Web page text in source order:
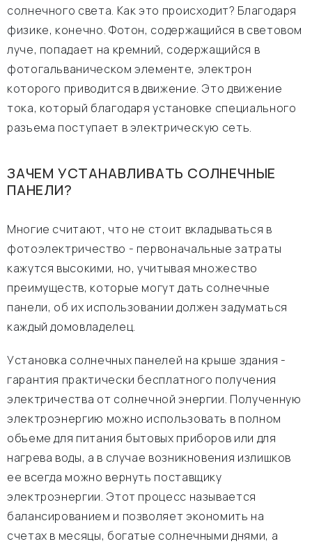
солнечного света. Как это происходит? Благодаря
физике, конечно. Фотон, содержащийся в световом
луче, попадает на кремний, содержащийся в
фотогальваническом элементе, электрон
которого приводится в движение. Это движение
тока, который благодаря установке специального
разъема поступает в электрическую сеть.
ЗАЧЕМ УСТАНАВЛИВАТЬ СОЛНЕЧНЫЕ
ПАНЕЛИ?
Многие считают, что не стоит вкладываться в
фотоэлектричество - первоначальные затраты
кажутся высокими, но, учитывая множество
преимуществ, которые могут дать солнечные
панели, об их использовании должен задуматься
каждый домовладелец.
Установка солнечных панелей на крыше здания -
гарантия практически бесплатного получения
электричества от солнечной энергии. Полученную
электроэнергию можно использовать в полном
объеме для питания бытовых приборов или для
нагрева воды, а в случае возникновения излишков
ее всегда можно вернуть поставщику
электроэнергии. Этот процесс называется
балансированием и позволяет экономить на
счетах в месяцы, богатые солнечными днями, а